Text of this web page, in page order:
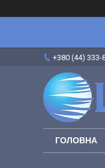
+380 (44) 333-
ГОЛОВНА